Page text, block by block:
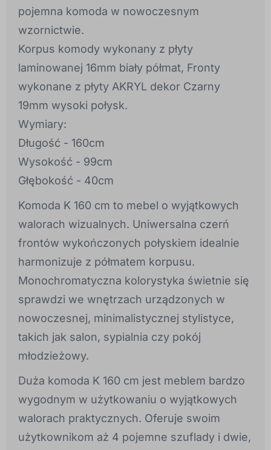
pojemna komoda w nowoczesnym
wzornictwie.
Korpus komody wykonany z płyty
laminowanej 16mm biały półmat, Fronty
wykonane z płyty AKRYL dekor Czarny
19mm wysoki połysk.
Wymiary:
Długość - 160cm
Wysokość - 99cm
Głębokość - 40cm
Komoda K 160 cm to mebel o wyjątkowych
walorach wizualnych. Uniwersalna czerń
frontów wykończonych połyskiem idealnie
harmonizuje z półmatem korpusu.
Monochromatyczna kolorystyka świetnie się
sprawdzi we wnętrzach urządzonych w
nowoczesnej, minimalistycznej stylistyce,
takich jak salon, sypialnia czy pokój
młodzieżowy.
Duża komoda K 160 cm jest meblem bardzo
wygodnym w użytkowaniu o wyjątkowych
walorach praktycznych. Oferuje swoim
użytkownikom aż 4 pojemne szuflady i dwie,